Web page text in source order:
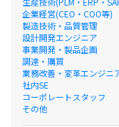
企業経営(CEO・COO等)
製造技術・品質管理
設計開発エンジニア
事業開発・製品企画
調達・購買
業務改善・変革エンジニ
社内SE
コーポレートスタッフ
その他